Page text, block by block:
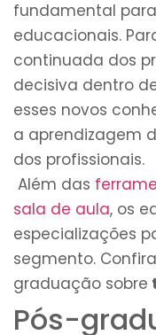
fundamental
educacionais.
continuada dos
decisiva dentro
esses novos
a aprendizagem
dos profissionais.
Além das
sala de aula, os
especializações
segmento.
graduação sobre
Pós-